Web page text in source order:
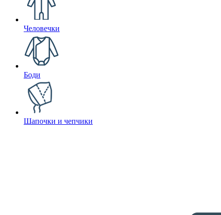
Человечки
Боди
Шапочки и чепчики